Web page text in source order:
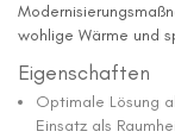
wohlige Wärme und
Eigenschaften
Optimale Lösung
Einsatz als